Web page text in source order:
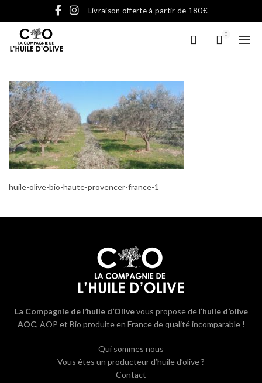
- Livraison offerte à partir de 180€
0
huile-olive-bio-haute-provencer-france-1
La Compagnie de l’huile d’Olivevous propose de l’huile d’olive
AOC, AOP et Bio produite en France de qualité incomparable !
Qui sommes nous
Vous êtes un producteur d’huile d’olive ?
Contact